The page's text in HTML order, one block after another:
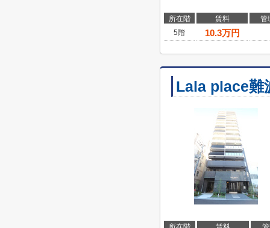
所在階 賃料
管
5階
10.3万円
Lala place難